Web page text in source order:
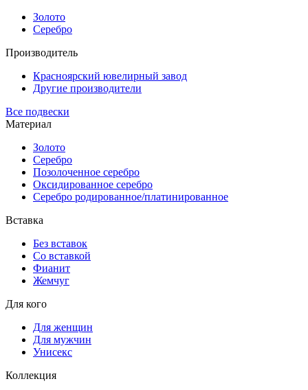
Золото
Серебро
Производитель
Красноярский ювелирный завод
Другие производители
Все подвески
Материал
Золото
Серебро
Позолоченное серебро
Оксидированное серебро
Серебро родированное/платинированное
Вставка
Без вставок
Со вставкой
Фианит
Жемчуг
Для кого
Для женщин
Для мужчин
Унисекс
Коллекция